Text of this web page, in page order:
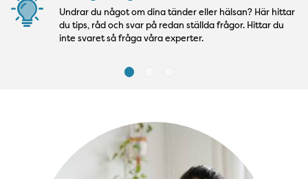
Undrar du något om dina tänder eller hälsan? Här hittar
du tips, råd och svar på redan ställda frågor. Hittar du
inte svaret så fråga våra experter.